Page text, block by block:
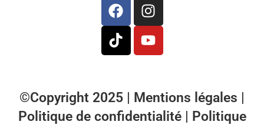
©Copyright 2025 | Mentions légales |
Politique de confidentialité | Politique